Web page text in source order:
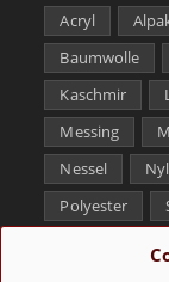
Acryl
Baumwolle
Kaschmir
Messing
Nessel
Polyester